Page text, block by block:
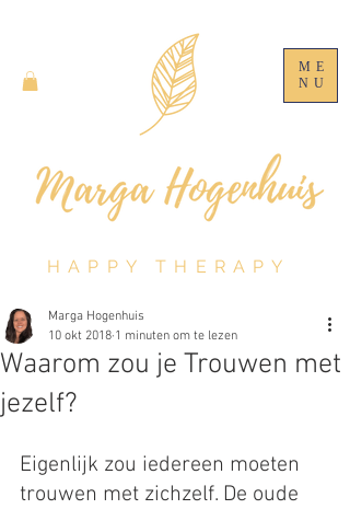
ME
NU
HAPPY THERAPY
Waarom zou je Trouwen met
jezelf?
Marga Hogenhuis
10 okt 2018 1 minuten om te lezen
Eigenlijk zou iedereen moeten
trouwen met zichzelf. De oude